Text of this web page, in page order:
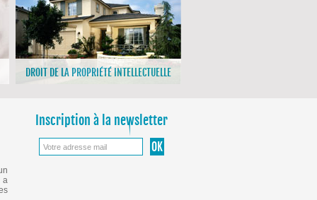
DROIT DE LA PROPRIÉTÉ INTELLECTUELLE
>En savoir plus
a
Inscription à la newsletter